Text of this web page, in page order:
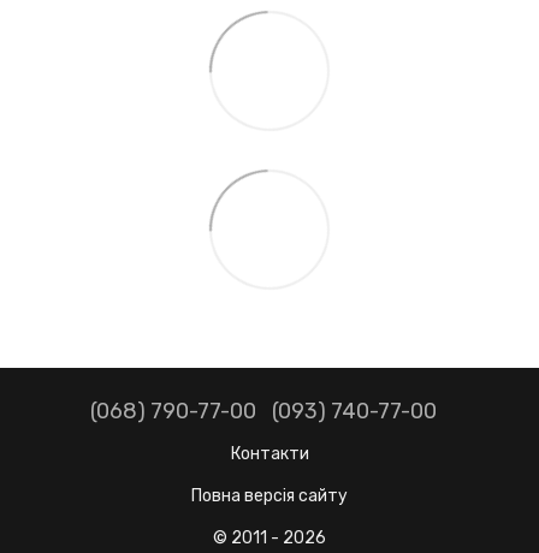
(068) 790-77-00 (093) 740-77-00
Контакти
Повна версія сайту
© 2011 - 2026